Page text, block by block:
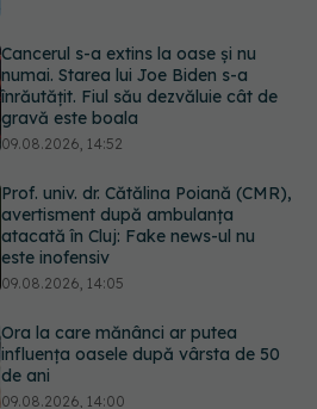
Prof. univ. dr. Cătălina Poiană (CMR),
avertisment după ambulanța
atacată în Cluj: Fake news-ul nu
este inofensiv
09.08.2026, 14:05
Ora la care mănânci ar putea
influența oasele după vârsta de 50
de ani
Cum alegem alimentele pe timp de
caniculă. Recomandările
specialiștilor
09.08.2026, 15:14